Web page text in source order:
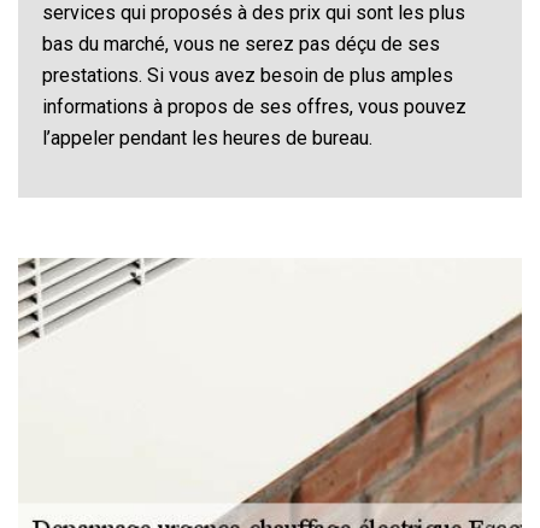
services qui proposés à des prix qui sont les plus
bas du marché, vous ne serez pas déçu de ses
prestations. Si vous avez besoin de plus amples
informations à propos de ses offres, vous pouvez
l’appeler pendant les heures de bureau.